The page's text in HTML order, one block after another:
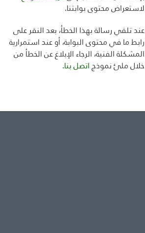
لاستعراض محتوى بوابتنا.
عند تلقي رسالة بهذا الخطأ، بعد النقر على
رابط ما في محتوى البوابة، أو عند استمرارية
المشكلة الفنية، الرجاء الإبلاغ عن الخطأ من
خلال ملئ نموذج اتصل بنا.